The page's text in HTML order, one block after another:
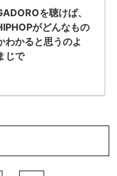
を聴けば、
がどんなもの
わかると思うのよ
じで